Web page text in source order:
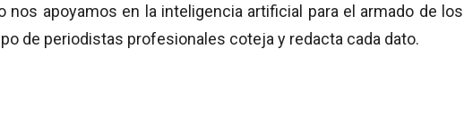
nos apoyamos en la inteligencia artificial para el armado de los
de periodistas profesionales coteja y redacta cada dato.